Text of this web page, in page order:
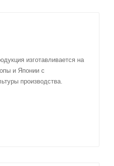
изготавливается на
и Японии с
производства.